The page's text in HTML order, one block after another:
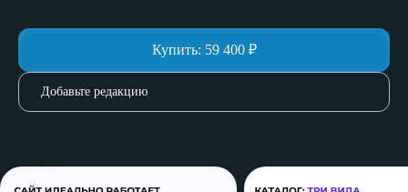
Купить: 59 400₽
Добавьте редакцию